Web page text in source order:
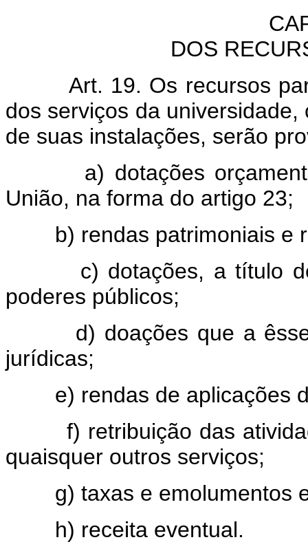
DOS
Art. 19. Os recursos
dos serviços da
de suas instalações, serão
a) dotações
União, na forma do artigo 23;
b) rendas patrimoniais e
c) dotações, a título de
poderes públicos;
d) doações que a êsse
jurídicas;
e) rendas de aplicações
f) retribuição das
quaisquer outros serviços;
g) taxas e emolumentos
h) receita eventual.